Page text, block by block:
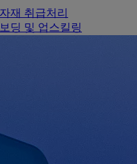
재 취급처리
딩 및 업스킬링